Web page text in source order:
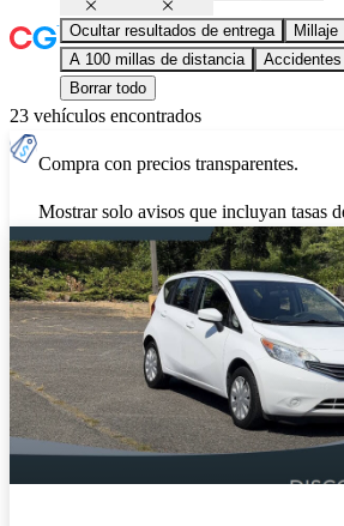
Ocultar resultados de entrega Millaje
A 100 millas de distancia
Borrar todo
23 vehículos encontrados
Compra con precios transparentes.
Mostrar solo avisos que incluyan tasas